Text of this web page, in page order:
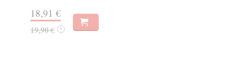
18,91 €
19,90 € ?